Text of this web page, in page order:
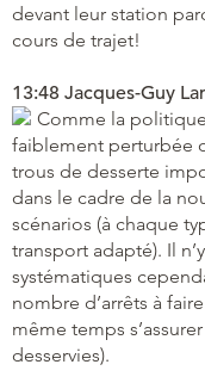
devant leur station
cours de trajet!
13:48 Jacques-Guy
Comme la
faiblement perturbée
trous de desserte
dans le cadre de la
scénarios (à chaque
transport adapté). Il
systématiques
nombre d’arrêts à
même temps
desservies).